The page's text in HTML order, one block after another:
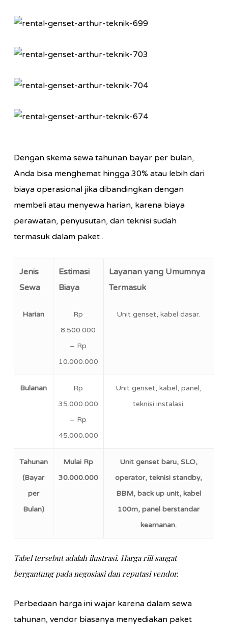
Dengan skema sewa tahunan bayar per bulan,
Anda bisa menghemat hingga 30% atau lebih dari
biaya operasional jika dibandingkan dengan
membeli atau menyewa harian, karena biaya
perawatan, penyusutan, dan teknisi sudah
termasuk dalam paket .
Jenis
Sewa
Estimasi
Biaya
Layanan yang Umumnya
Termasuk
Harian
Rp
8.500.000
– Rp
10.000.000
Unit genset, kabel dasar.
Bulanan
Rp
35.000.000
– Rp
45.000.000
Unit genset, kabel, panel,
teknisi instalasi.
Tahunan
(Bayar
per
Bulan)
Mulai Rp
30.000.000
Unit genset baru, SLO,
operator, teknisi standby,
BBM, back up unit, kabel
100m, panel berstandar
keamanan.
Tabel tersebut adalah ilustrasi. Harga riil sangat
bergantung pada negosiasi dan reputasi vendor.
Perbedaan harga ini wajar karena dalam sewa
tahunan, vendor biasanya menyediakan paket